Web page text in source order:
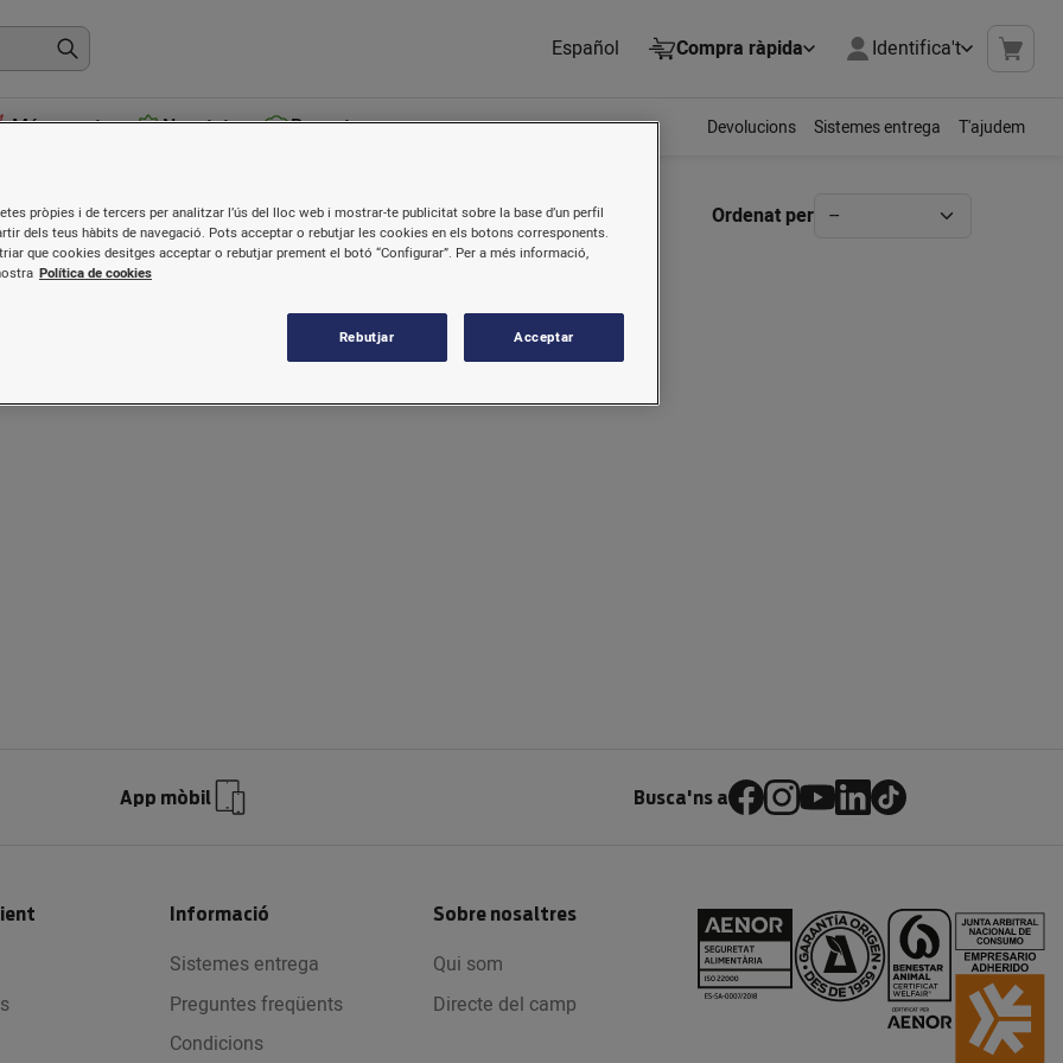
Español Compra ràpida Identifica't
Més venuts Novetats Receptes Devolucions Sistemes entrega T'ajudem
ventilació i extracció Ordenat per
App mòbil Busca'ns a
Informació
Sistemes entrega
Preguntes freqüents
Condicions
Sobre nosaltres
Qui som
Directe del camp
pròpies i de tercers per analitzar l’ús del lloc web i mostrar-te publicitat sobre la base d’un perfil
dels teus hàbits de navegació. Pots acceptar o rebutjar les cookies en els botons corresponents.
que cookies desitges acceptar o rebutjar prement el botó “Configurar”. Per a més informació,
Política de cookies
Rebutjar Acceptar